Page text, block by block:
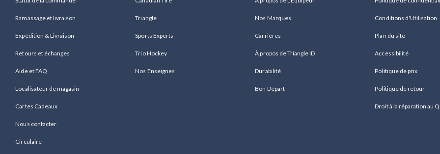
Ramassage et livraison
Expédition & Livraison
Retours et échanges
Aide et FAQ
Localisateur de magasin
Cartes Cadeaux
Nous contacter
Circulaire
Triangle
Sports Experts
Trio Hockey
Nos Enseignes
Nos Marques
Carrières
À propos de Triangle ID
Durabilité
Bon Départ
Conditions d'Utilisation
Plan du site
Accessibilité
Politique de prix
Politique de retour
Droit à la réparation au